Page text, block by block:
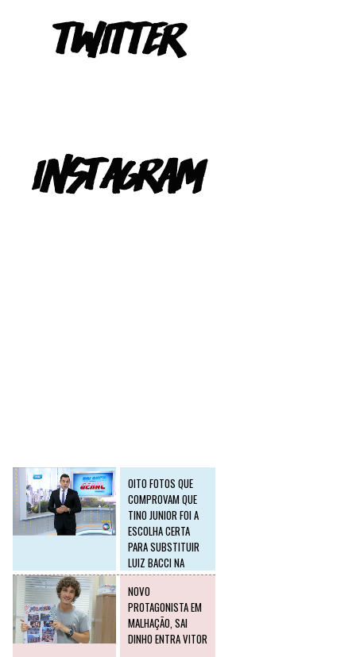
OITO FOTOS QUE
COMPROVAM QUE
TINO JUNIOR FOI A
ESCOLHA CERTA
PARA SUBSTITUIR
LUIZ BACCI NA
RECORD
NOVO
PROTAGONISTA EM
MALHAÇÃO, SAI
DINHO ENTRA VITOR